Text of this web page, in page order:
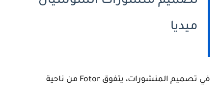
ميديا
في تصميم المنشورات، يتفوق Fotor من ناحية